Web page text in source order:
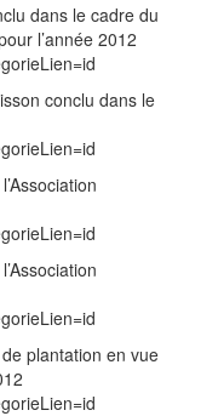
dans le cadre du
l’année 2012
conclu dans le
plantation en vue